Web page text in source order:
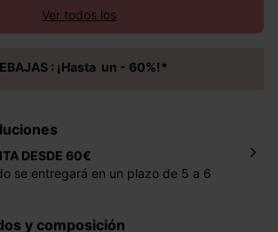
Ver todos los
: ¡Hasta un - 60%!*
DESDE 60€
se entregará en un plazo de 5 a 6
se entregará en un plazo de 5
y composición